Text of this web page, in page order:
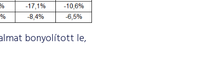
bonyolított le,